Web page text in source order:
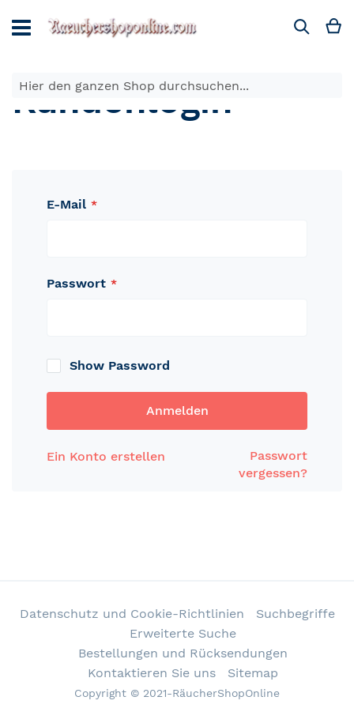
zum
Inhalt
Suche
Kundenlogin
E-Mail
Passwort
Show Password
Anmelden
Passwort
vergessen?
Ein Konto erstellen
Datenschutz und Cookie-Richtlinien
Suchbegriffe
Erweiterte Suche
Bestellungen und Rücksendungen
Kontaktieren Sie uns
Sitemap
Copyright © 2021-RäucherShopOnline